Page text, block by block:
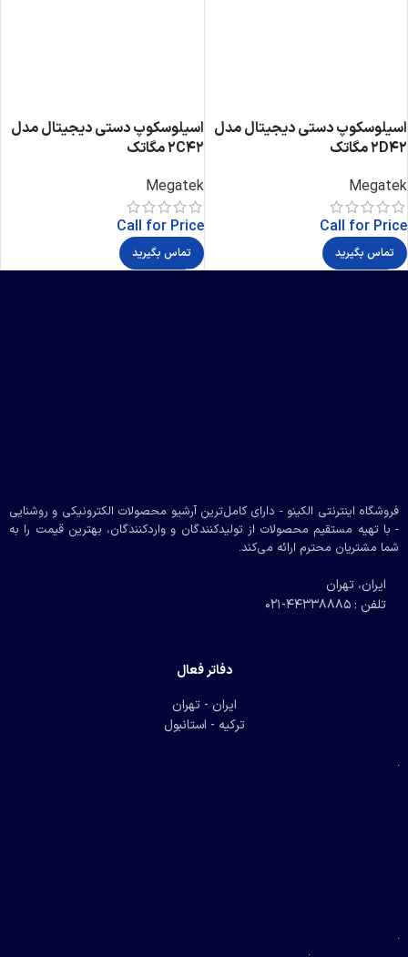
اسیلوسکوپ دستی دیجیتال مدل
2D42 مگاتک
Megatek
Call for Price
تماس بگیرید
اسیلوسکوپ دستی دیجیتال مدل
2C42 مگاتک
Megatek
Call for Price
تماس بگیرید
فروشگاه اینترنتی الکینو - دارای کامل‌ترین آرشیو محصولات الکترونیکی و روشنایی
- با تهیه مستقیم محصولات از تولیدکنندگان و واردکنندگان، بهترین قیمت را به
شما مشتریان محترم ارائه می‌کند.
ایران، تهران
تلفن : 44338885-021
دفاتر فعال
ایران - تهران
ترکیه - استانبول